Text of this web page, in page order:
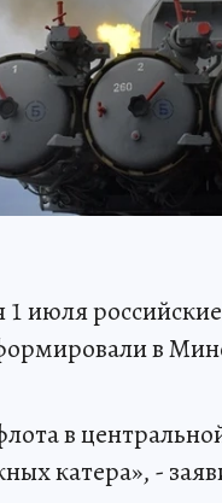
июля
в
в
катера», -